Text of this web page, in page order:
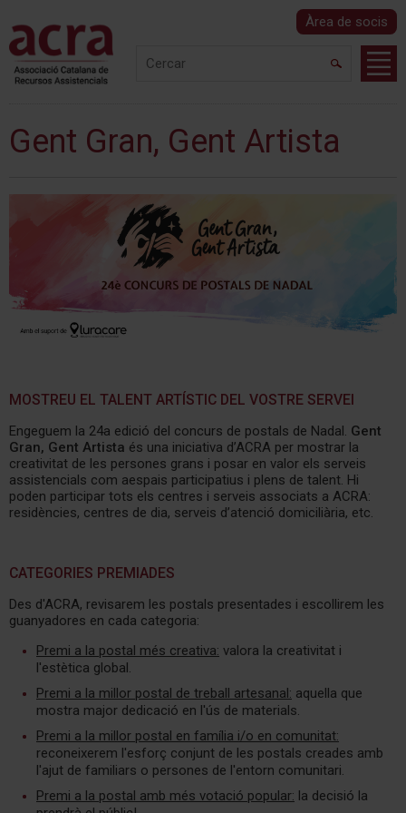
Àrea de socis
Gent Gran, Gent Artista
MOSTREU EL TALENT ARTÍSTIC DEL VOSTRE SERVEI
Engeguem la 24a edició del concurs de postals de Nadal. Gent
Gran, Gent Artista és una iniciativa d’ACRA per mostrar la
creativitat de les persones grans i posar en valor els serveis
assistencials com aespais participatius i plens de talent. Hi
poden participar tots els centres i serveis associats a ACRA:
residències, centres de dia, serveis d’atenció domiciliària, etc.
CATEGORIES PREMIADES
Des d'ACRA, revisarem les postals presentades i escollirem les
guanyadores en cada categoria:
Premi a la postal més creativa: valora la creativitat i
l'estètica global.
Premi a la millor postal de treball artesanal: aquella que
mostra major dedicació en l'ús de materials.
Premi a la millor postal en família i/o en comunitat:
reconeixerem l'esforç conjunt de les postals creades amb
l'ajut de familiars o persones de l'entorn comunitari.
Premi a la postal amb més votació popular: la decisió la